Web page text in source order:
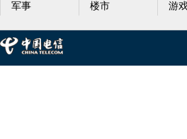
军事
楼市
游